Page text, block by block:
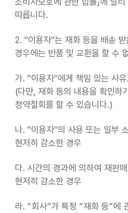
따릅니다.
2. "이용자"는 재화 등을 배송
경우에는 반품 및 교환을 할 수
가. "이용자"에게 책임 있는 사
(다만, 재화 등의 내용을 확인하
청약철회를 할 수 있습니다.)
나. "이용자"의 사용 또는 일부
현저히 감소한 경우
다. 시간의 경과에 의하여 재판
현저히 감소한 경우
라. “회사”가 특정 “재화 등”에